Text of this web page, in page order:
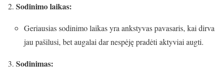
Sodinimo laikas:
Geriausias sodinimo laikas yra ankstyvas pavasaris, kai dirva
jau pašilusi, bet augalai dar nespėję pradėti aktyviai augti.
Sodinimas: